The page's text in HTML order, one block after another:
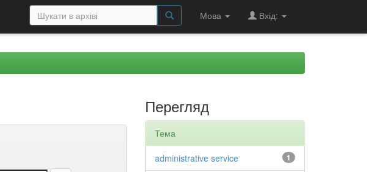
Мова Вхід:
Перегляд
Тема
1
administrative service